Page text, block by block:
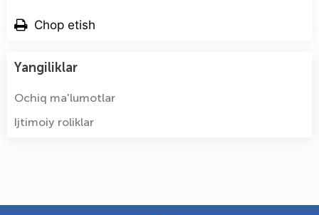
Chop etish
Yangiliklar
Ochiq ma'lumotlar
Ijtimoiy roliklar